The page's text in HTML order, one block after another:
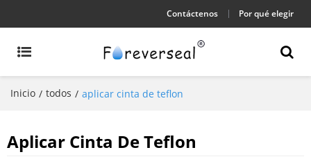
Contáctenos Por qué elegir
Inicio / todos / aplicar cinta de teflon
Aplicar Cinta De Teflon